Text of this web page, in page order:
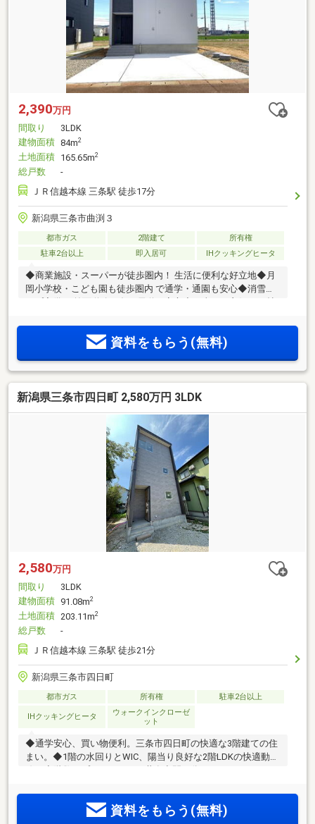
2,390万円
間取り
3LDK
建物面積 84m2
土地面積 165.65m2
総戸数
-
ＪＲ信越本線 三条駅 徒歩17分
新潟県三条市曲渕３
都市ガス 2階建て
所有権
駐車2台以上
即入居可 IHクッキングヒータ
◆商業施設・スーパーが徒歩圏内！ 生活に便利な好立地◆月
岡小学校・こども園も徒歩圏内 で通学・通園も安心◆消雪パ
家事がスムーズにつながる間取り※物件掲載内容と現況に相違
がある場合は現況を優先と致します。
資料をもらう(無料)
新潟県三条市四日町 2,580万円 3LDK
2,580万円
間取り
3LDK
建物面積 91.08m2
土地面積 203.11m2
総戸数
-
ＪＲ信越本線 三条駅 徒歩21分
新潟県三条市四日町
都市ガス 所有権 駐車2台以上
IHクッキングヒータ
ウォークインクローゼ
ット
◆通学安心、買い物便利。三条市四日町の快適な3階建ての住
まい。◆1階の水回りとWIC、陽当り良好な2階LDKの快適動
線。◆階数でプライベートと共有空間を分ける、メリハリの
しくなる贅沢空間。◆前面道路は消雪パイプが設置されてい
て冬も安心。＜令和8年9月完成予定＞
資料をもらう(無料)